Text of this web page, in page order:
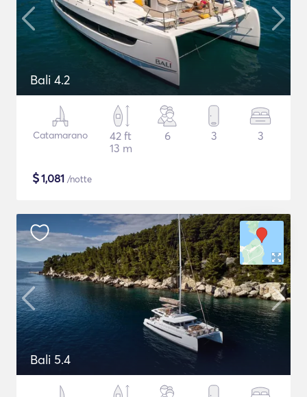
Bali 4.2
Catamarano
42 ft
13 m
6 3 3
$1,081 /notte
Bali 5.4